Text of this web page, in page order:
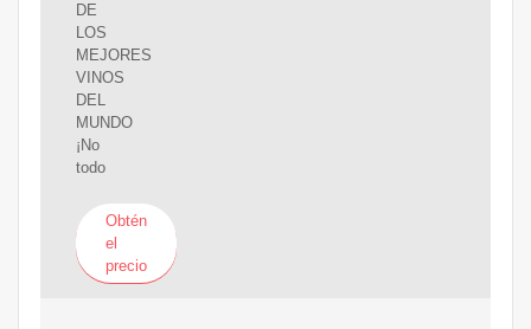
DE
LOS
MEJORES
VINOS
DEL
MUNDO
¡No
todo
Obtén
el
precio